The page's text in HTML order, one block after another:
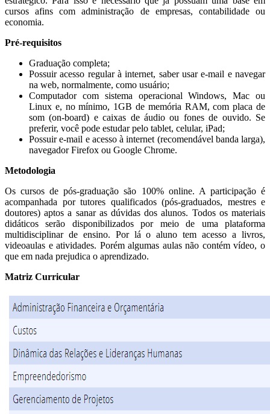
cursos afins com administração de empresas, contabilidade ou
economia.
Pré-requisitos
Graduação completa;
Possuir acesso regular à internet, saber usar e-mail e navegar
na web, normalmente, como usuário;
Computador com sistema operacional Windows, Mac ou
Linux e, no mínimo, 1GB de memória RAM, com placa de
som (on-board) e caixas de áudio ou fones de ouvido. Se
preferir, você pode estudar pelo tablet, celular, iPad;
Possuir e-mail e acesso à internet (recomendável banda larga),
navegador Firefox ou Google Chrome.
Metodologia
Os cursos de pós-graduação são 100% online. A participação é
acompanhada por tutores qualificados (pós-graduados, mestres e
doutores) aptos a sanar as dúvidas dos alunos. Todos os materiais
didáticos serão disponibilizados por meio de uma plataforma
multidisciplinar de ensino. Por lá o aluno tem acesso a livros,
videoaulas e atividades. Porém algumas aulas não contém vídeo, o
que em nada prejudica o aprendizado.
Matriz Curricular